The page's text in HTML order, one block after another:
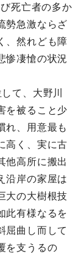
死亡者の多か
勢急激ならざ
、然れども障
惨凄愴の状況
て、大野川
を被ること少
れ、用意最も
高く、実に古
他高所に搬出
沿岸の家屋は
大の大樹根技
此有様なるを
屈曲し而して
を支うるの